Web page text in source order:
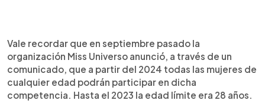
Vale recordar que en septiembre pasado la
organización Miss Universo anunció, a través de un
comunicado, que a partir del 2024 todas las mujeres de
cualquier edad podrán participar en dicha
competencia. Hasta el 2023 la edad límite era 28 años.